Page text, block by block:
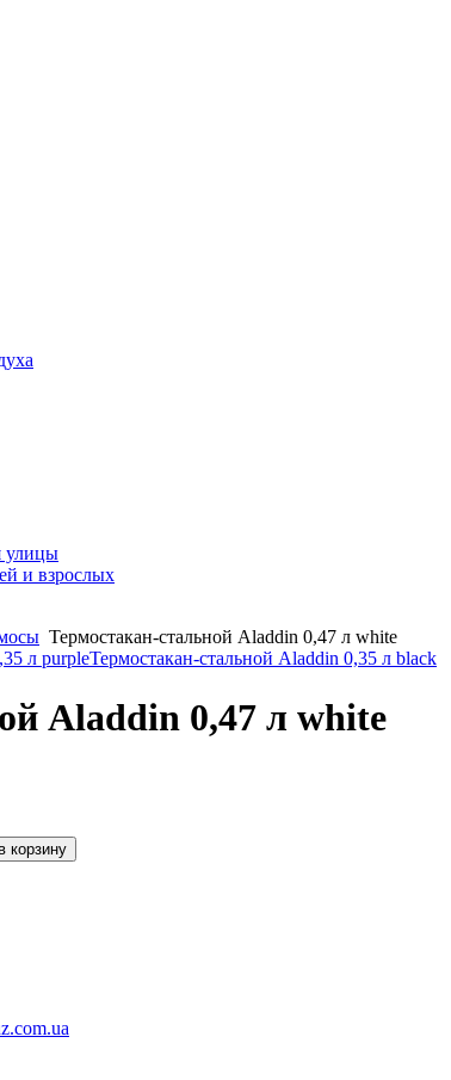
улицы
и взрослых
Термостакан-стальной Aladdin 0,47 л white
л purpleТермостакан-стальной Aladdin 0,35 л black
Aladdin 0,47 л white